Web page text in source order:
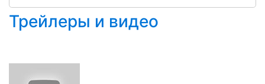
Трейлеры и видео